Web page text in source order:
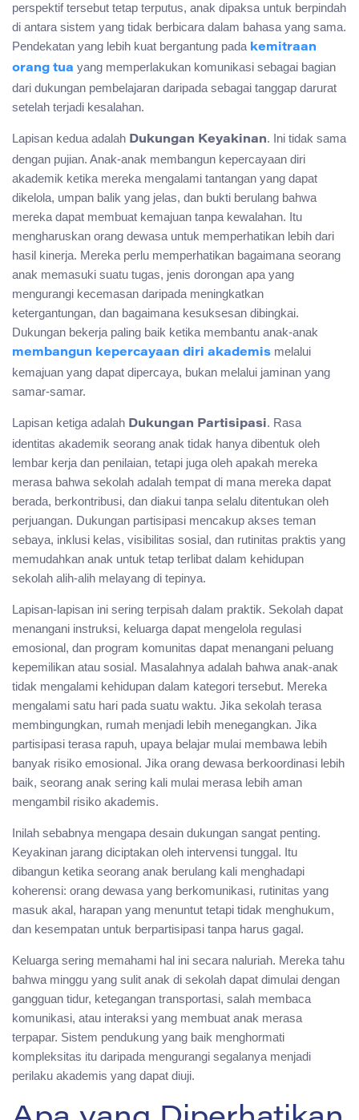
perspektif tersebut tetap terputus, anak dipaksa untuk berpindah
di antara sistem yang tidak berbicara dalam bahasa yang sama.
Pendekatan yang lebih kuat bergantung pada kemitraan
orang tua yang memperlakukan komunikasi sebagai bagian
dari dukungan pembelajaran daripada sebagai tanggap darurat
setelah terjadi kesalahan.
Lapisan kedua adalah Dukungan Keyakinan. Ini tidak sama
dengan pujian. Anak-anak membangun kepercayaan diri
akademik ketika mereka mengalami tantangan yang dapat
dikelola, umpan balik yang jelas, dan bukti berulang bahwa
mereka dapat membuat kemajuan tanpa kewalahan. Itu
mengharuskan orang dewasa untuk memperhatikan lebih dari
hasil kinerja. Mereka perlu memperhatikan bagaimana seorang
anak memasuki suatu tugas, jenis dorongan apa yang
mengurangi kecemasan daripada meningkatkan
ketergantungan, dan bagaimana kesuksesan dibingkai.
Dukungan bekerja paling baik ketika membantu anak-anak
membangun kepercayaan diri akademis melalui
kemajuan yang dapat dipercaya, bukan melalui jaminan yang
samar-samar.
Lapisan ketiga adalah Dukungan Partisipasi. Rasa
identitas akademik seorang anak tidak hanya dibentuk oleh
lembar kerja dan penilaian, tetapi juga oleh apakah mereka
merasa bahwa sekolah adalah tempat di mana mereka dapat
berada, berkontribusi, dan diakui tanpa selalu ditentukan oleh
perjuangan. Dukungan partisipasi mencakup akses teman
sebaya, inklusi kelas, visibilitas sosial, dan rutinitas praktis yang
memudahkan anak untuk tetap terlibat dalam kehidupan
sekolah alih-alih melayang di tepinya.
Lapisan-lapisan ini sering terpisah dalam praktik. Sekolah dapat
menangani instruksi, keluarga dapat mengelola regulasi
emosional, dan program komunitas dapat menangani peluang
kepemilikan atau sosial. Masalahnya adalah bahwa anak-anak
tidak mengalami kehidupan dalam kategori tersebut. Mereka
mengalami satu hari pada suatu waktu. Jika sekolah terasa
membingungkan, rumah menjadi lebih menegangkan. Jika
partisipasi terasa rapuh, upaya belajar mulai membawa lebih
banyak risiko emosional. Jika orang dewasa berkoordinasi lebih
baik, seorang anak sering kali mulai merasa lebih aman
mengambil risiko akademis.
Inilah sebabnya mengapa desain dukungan sangat penting.
Keyakinan jarang diciptakan oleh intervensi tunggal. Itu
dibangun ketika seorang anak berulang kali menghadapi
koherensi: orang dewasa yang berkomunikasi, rutinitas yang
masuk akal, harapan yang menuntut tetapi tidak menghukum,
dan kesempatan untuk berpartisipasi tanpa harus gagal.
Keluarga sering memahami hal ini secara naluriah. Mereka tahu
bahwa minggu yang sulit anak di sekolah dapat dimulai dengan
gangguan tidur, ketegangan transportasi, salah membaca
komunikasi, atau interaksi yang membuat anak merasa
terpapar. Sistem pendukung yang baik menghormati
kompleksitas itu daripada mengurangi segalanya menjadi
perilaku akademis yang dapat diuji.